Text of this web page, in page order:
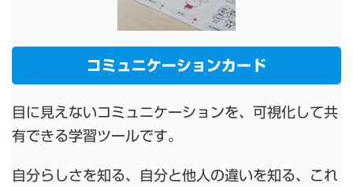
コミュニケーションカード
目に見えないコミュニケーションを、可視化して共
有できる学習ツールです。
自分らしさを知る、自分と他人の違いを知る、これ